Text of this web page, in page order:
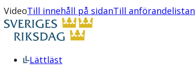
VideoTill innehåll på sidanTill anförandelistan
Lättläst